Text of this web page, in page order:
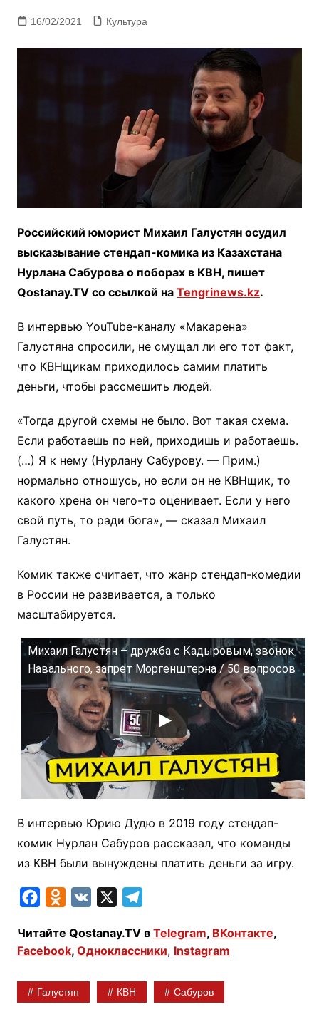
16/02/2021 Культура
Российский юморист Михаил Галустян осудил
высказывание стендап-комика из Казахстана
Нурлана Сабурова о поборах в КВН, пишет
Qostanay.TV со ссылкой на Tengrinews.kz.
В интервью YouTube-каналу «Макарена»
Галустяна спросили, не смущал ли его тот факт,
что КВНщикам приходилось самим платить
деньги, чтобы рассмешить людей.
«Тогда другой схемы не было. Вот такая схема.
Если работаешь по ней, приходишь и работаешь.
(…) Я к нему (Нурлану Сабурову. — Прим.)
нормально отношусь, но если он не КВНщик, то
какого хрена он чего-то оценивает. Если у него
свой путь, то ради бога», — сказал Михаил
Галустян.
Комик также считает, что жанр стендап-комедии
в России не развивается, а только
масштабируется.
Михаил Галустян – дружба с Кадыровым, звонок
Навального, запрет Моргенштерна / 50 вопросов
В интервью Юрию Дудю в 2019 году стендап-
комик Нурлан Сабуров рассказал, что команды
из КВН были вынуждены платить деньги за игру.
c
e
o
n
o
l
l
e
Читайте Qostanay.TV в Telegram, ВКонтакте,
Facebook, Одноклассники, Instagram
Галустян КВН Сабуров